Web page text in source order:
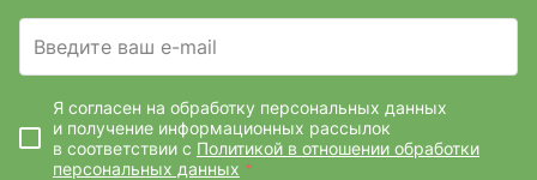
Введите ваш e-mail
Я согласен на обработку персональных данных
и получение информационных рассылок
в соответствии с Политикой в отношении обработки
персональных данных *